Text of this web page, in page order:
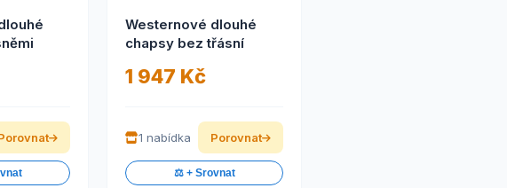
Westernové dlouhé
chapsy bez třásní
1 947 Kč
1 nabídka Porovnat
⚖️ + Srovnat